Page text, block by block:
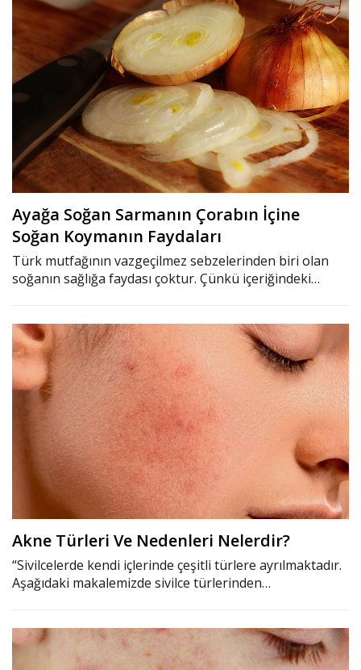
Ayağa Soğan Sarmanın Çorabın İçine
Soğan Koymanın Faydaları
Türk mutfağının vazgeçilmez sebzelerinden biri olan
soğanın sağlığa faydası çoktur. Çünkü içeriğindeki…
Akne Türleri Ve Nedenleri Nelerdir?
“Sivilcelerde kendi içlerinde çeşitli türlere ayrılmaktadır.
Aşağıdaki makalemizde sivilce türlerinden…